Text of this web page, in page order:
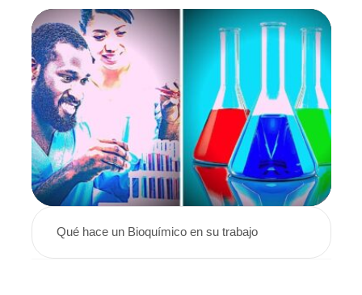
Qué hace un Bioquímico en su trabajo